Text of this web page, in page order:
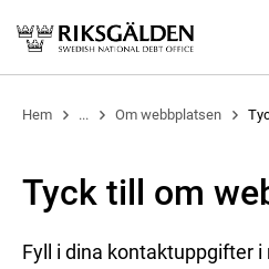
Hem ... Om webbplatsen
Tyck till om
Fyll i dina kontaktuppgifter